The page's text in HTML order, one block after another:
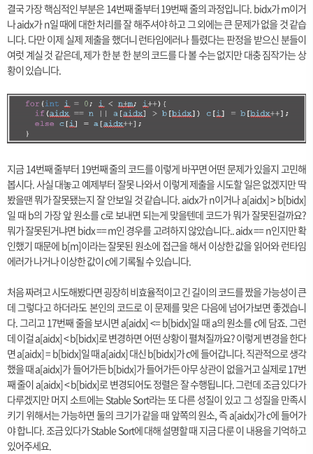
결국 가장 핵심적인 부분은 14번째 줄부터 19번째 줄의 과정입니다. bidx가 m이거
나 aidx가 n일 때에 대한 처리를 잘 해주셔야 하고 그 외에는 큰 문제가 없을 것 같습
니다. 다만 이제 실제 제출을 했더니 런타임에러나 틀렸다는 판정을 받으신 분들이
여럿 계실 것 같은데, 제가 한 분 한 분의 코드를 다 볼 수는 없지만 대충 짐작가는 상
황이 있습니다.
지금 14번째 줄부터 19번째 줄의 코드를 이렇게 바꾸면 어떤 문제가 있을지 고민해
봅시다. 사실 대놓고 예제부터 잘못 나와서 이렇게 제출을 시도할 일은 없겠지만 딱
봤을땐 뭐가 잘못됐는지 잘 안보일 것 같습니다. aidx가 n이거나 a[aidx] > b[bidx]
일 때 b의 가장 앞 원소를 c로 보내면 되는게 맞을텐데 코드가 뭐가 잘못된걸까요?
뭐가 잘못된거냐면 bidx == m인 경우를 고려하지 않았습니다.. aidx == n인지만 확
인했기 때문에 b[m]이라는 잘못된 원소에 접근을 해서 이상한 값을 읽어와 런타임
에러가 나거나 이상한 값이 c에 기록될 수 있습니다.
처음 짜려고 시도해봤다면 굉장히 비효율적이고 긴 길이의 코드를 짰을 가능성이 큰
데 그렇다고 하더라도 본인의 코드로 이 문제를 맞은 다음에 넘어가보면 좋겠습니
다. 그리고 17번째 줄을 보시면 a[aidx] <= b[bidx]일 때 a의 원소를 c에 담죠. 그런
데 이걸 a[aidx] < b[bidx]로 변경하면 어떤 상황이 펼쳐질까요? 이렇게 변경을 한다
면 a[aidx] = b[bidx]일 때 a[aidx] 대신 b[bidx]가 c에 들어갑니다. 직관적으로 생각
했을 때 a[aidx]가 들어가든 b[bidx]가 들어가든 아무 상관이 없을거고 실제로 17번
째 줄이 a[aidx] < b[bidx]로 변경되어도 정렬은 잘 수행됩니다. 그런데 조금 있다가
다루겠지만 머지 소트에는 Stable Sort라는 또 다른 성질이 있고 그 성질을 만족시
키기 위해서는 가능하면 둘의 크기가 같을 때 앞쪽의 원소, 즉 a[aidx]가 c에 들어가
야 합니다. 조금 있다가 Stable Sort에 대해 설명할 때 지금 다룬 이 내용을 기억하고
있어주세요.